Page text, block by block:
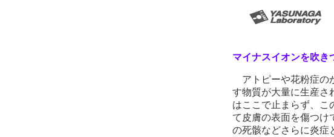
マイナスイオンを吹き
アトピーや花粉症の
す物質が大量に生産さ
はここで止まらず、こ
て皮膚の表面を傷つけ
の死骸などさらに炎症